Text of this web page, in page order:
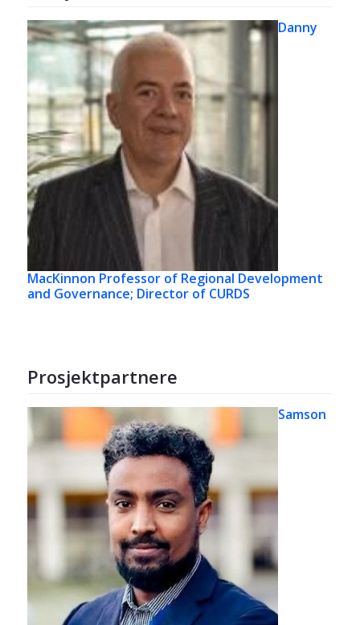
Danny
MacKinnon Professor of Regional Development
and Governance; Director of CURDS
Prosjektpartnere
Samson